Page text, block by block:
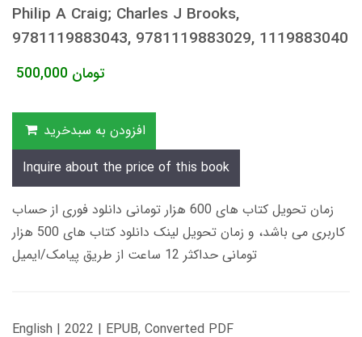
Philip A Craig; Charles J Brooks,
9781119883043, 9781119883029, 1119883040
500,000 تومان
افزودن به سبدخرید
Inquire about the price of this book
زمان تحویل کتاب های 600 هزار تومانی دانلود فوری از حساب
کاربری می باشد، و زمان تحویل لینک دانلود کتاب های 500 هزار
تومانی حداکثر 12 ساعت از طریق پیامک/ایمیل
English | 2022 | EPUB, Converted PDF